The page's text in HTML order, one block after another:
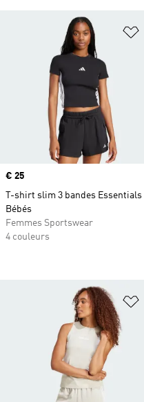
Prix
€ 25
T-shirt slim 3 bandes Essentials
Bébés
Femmes Sportswear
4 couleurs